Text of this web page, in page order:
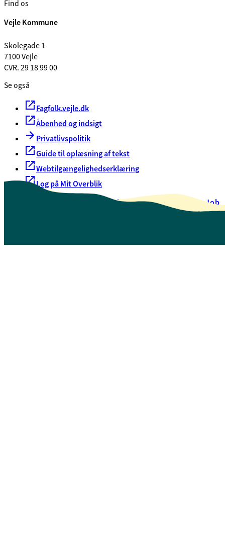
Find os
Vejle Kommune
Skolegade 1
7100 Vejle
CVR. 29 18 99 00
Se også
Fagfolk.vejle.dk
Åbenhed og indsigt
Privatlivspolitik
Guide til oplæsning af tekst
Webtilgængelighedserklæring
Log på Mit Overblik
Oversigt over selvbetjeningJob